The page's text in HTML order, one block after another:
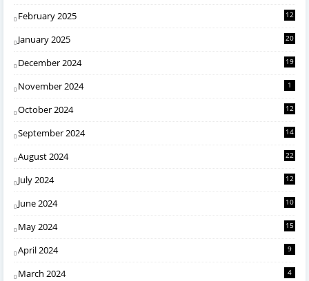
February 2025 12
January 2025 20
December 2024 19
November 2024 1
October 2024 12
September 2024 14
August 2024 22
July 2024 12
June 2024 10
May 2024 15
April 2024 9
March 2024 4